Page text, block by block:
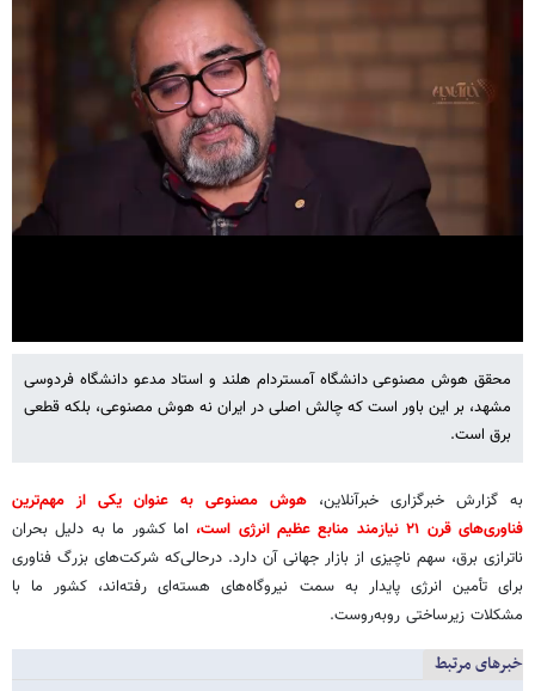
Mute Settings
محقق هوش مصنوعی دانشگاه آمستردام هلند و استاد مدعو دانشگاه فردوسی
مشهد، بر این باور است که چالش اصلی در ایران نه هوش مصنوعی، بلکه قطعی
برق است.
به گزارش خبرگزاری خبرآنلاین، هوش مصنوعی به عنوان یکی از مهم‌ترین
فناوری‌های قرن ۲۱ نیازمند منابع عظیم انرژی است،
اما کشور ما به دلیل بحران
ناترازی برق، سهم ناچیزی از بازار جهانی آن دارد. درحالی‌که شرکت‌های بزرگ فناوری
برای تأمین انرژی پایدار به سمت نیروگاه‌های هسته‌ای رفته‌اند، کشور ما با
مشکلات زیرساختی روبه‌روست.
خبرهای مرتبط